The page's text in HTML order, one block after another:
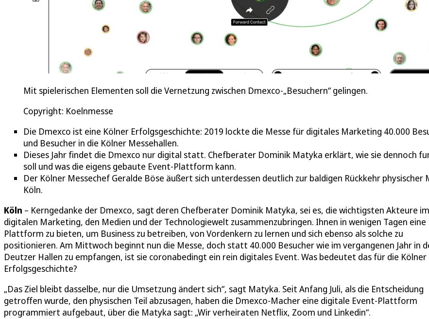
Mit spielerischen Elementen soll die Vernetzung zwischen Dmexco-„Besuchern“ gelingen.
Copyright: Koelnmesse
Die Dmexco ist eine Kölner Erfolgsgeschichte: 2019 lockte die Messe für digitales Marketing 40.000
und Besucher in die Kölner Messehallen.
Dieses Jahr findet die Dmexco nur digital statt. Chefberater Dominik Matyka erklärt, wie sie dennoch
soll und was die eigens gebaute Event-Plattform kann.
Der Kölner Messechef Geralde Böse äußert sich unterdessen deutlich zur baldigen Rückkehr physischer
Köln.
Köln – Kerngedanke der Dmexco, sagt deren Chefberater Dominik Matyka, sei es, die wichtigsten Akteure im
digitalen Marketing, den Medien und der Technologiewelt zusammenzubringen. Ihnen in wenigen Tagen eine
Plattform zu bieten, um Business zu betreiben, von Vordenkern zu lernen und sich ebenso als solche zu
positionieren. Am Mittwoch beginnt nun die Messe, doch statt 40.000 Besucher wie im vergangenen Jahr in
Deutzer Hallen zu empfangen, ist sie coronabedingt ein rein digitales Event. Was bedeutet das für die Kölner
Erfolgsgeschichte?
„Das Ziel bleibt dasselbe, nur die Umsetzung ändert sich“, sagt Matyka. Seit Anfang Juli, als die Entscheidung
getroffen wurde, den physischen Teil abzusagen, haben die Dmexco-Macher eine digitale Event-Plattform
programmiert aufgebaut, über die Matyka sagt: „Wir verheiraten Netflix, Zoom und Linkedin“.